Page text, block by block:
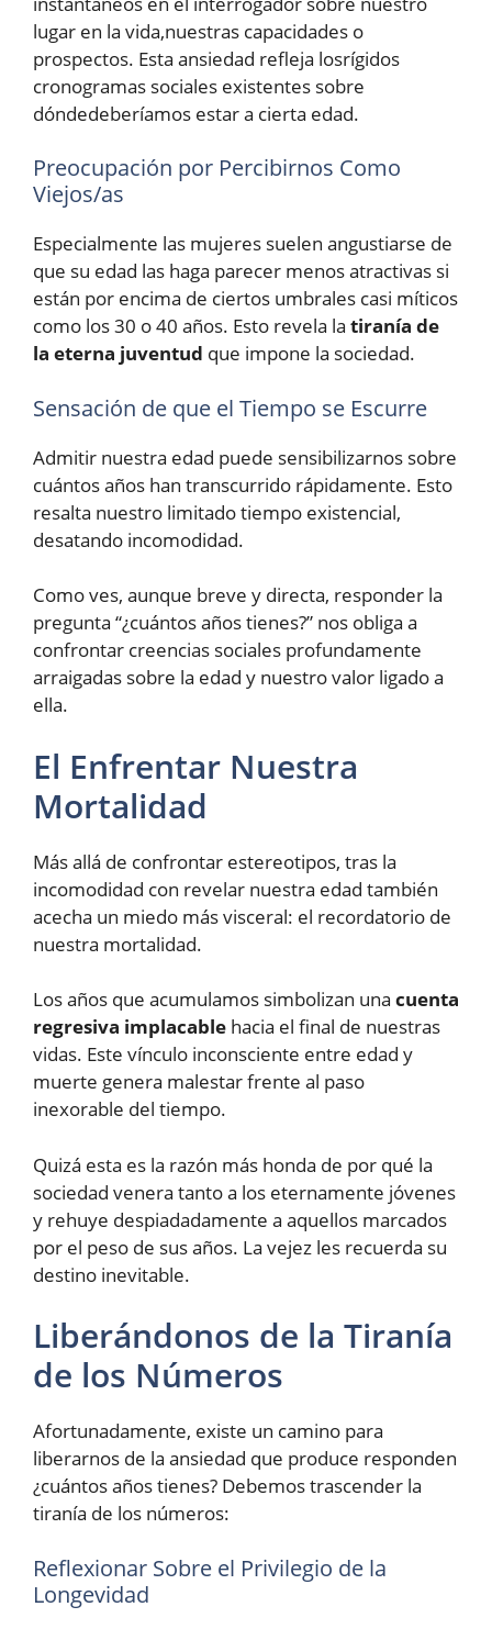
lugar en la vida,nuestras capacidades o
prospectos. Esta ansiedad refleja losrígidos
cronogramas sociales existentes sobre
dóndedeberíamos estar a cierta edad.
Preocupación por Percibirnos Como
Viejos/as
Especialmente las mujeres suelen angustiarse de
que su edad las haga parecer menos atractivas si
están por encima de ciertos umbrales casi míticos
como los 30 o 40 años. Esto revela la tiranía de
la eterna juventud que impone la sociedad.
Sensación de que el Tiempo se Escurre
Admitir nuestra edad puede sensibilizarnos sobre
cuántos años han transcurrido rápidamente. Esto
resalta nuestro limitado tiempo existencial,
desatando incomodidad.
Como ves, aunque breve y directa, responder la
pregunta “¿cuántos años tienes?” nos obliga a
confrontar creencias sociales profundamente
arraigadas sobre la edad y nuestro valor ligado a
ella.
El Enfrentar Nuestra
Mortalidad
Más allá de confrontar estereotipos, tras la
incomodidad con revelar nuestra edad también
acecha un miedo más visceral: el recordatorio de
nuestra mortalidad.
Los años que acumulamos simbolizan una cuenta
regresiva implacable hacia el final de nuestras
vidas. Este vínculo inconsciente entre edad y
muerte genera malestar frente al paso
inexorable del tiempo.
Quizá esta es la razón más honda de por qué la
sociedad venera tanto a los eternamente jóvenes
y rehuye despiadadamente a aquellos marcados
por el peso de sus años. La vejez les recuerda su
destino inevitable.
Liberándonos de la Tiranía
de los Números
Afortunadamente, existe un camino para
liberarnos de la ansiedad que produce responden
¿cuántos años tienes? Debemos trascender la
tiranía de los números:
Reflexionar Sobre el Privilegio de la
Longevidad